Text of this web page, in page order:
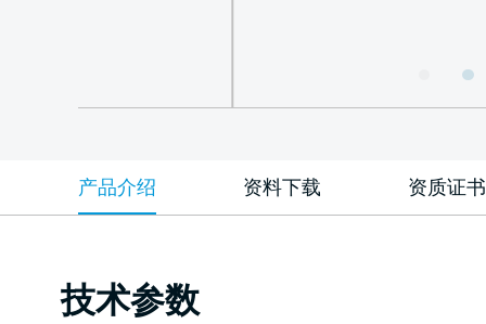
产品介绍 资料下载 资质证书
技术参数